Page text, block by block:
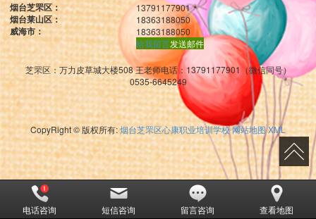
烟台芝罘区： 13791177901
烟台莱山区： 18363188050
威海市：
18363188050
给我留言发送邮件
芝罘区：万力皮草城大楼508 王老师电话：13791177901（微信同号）
0535-6645249
CopyRight © 版权所有:烟台芝罘区心康职业培训学校网站地图XML
电话咨询 短信咨询 留言咨询 查看地图